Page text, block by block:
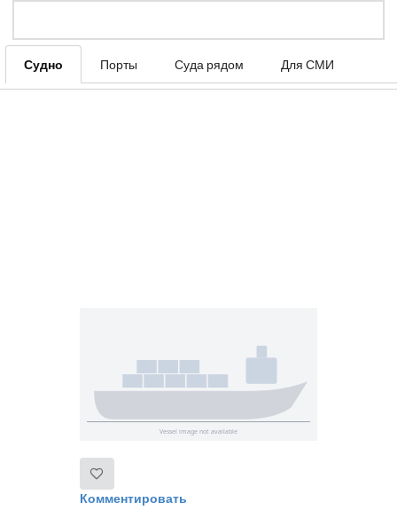
Судно Порты Суда рядом Для СМИ
Комментировать